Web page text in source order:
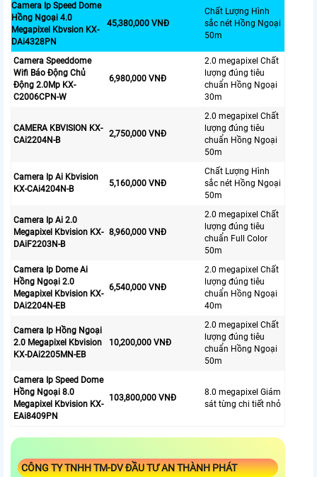
Camera Ip Speed Dome
Hồng Ngoại 4.0
Megapixel Kbvsion KX-
DAi4328PN
45,380,000 VNĐ
Chất Lượng Hình
sắc nét Hồng Ngoại
50m
Camera Speeddome
Wifi Báo Động Chủ
Động 2.0Mp KX-
C2006CPN-W
6,980,000 VNĐ
2.0 megapixel Chất
lượng đúng tiêu
chuẩn Hồng Ngoại
30m
CAMERA KBVISION KX-
CAi2204N-B
2,750,000 VNĐ
2.0 megapixel Chất
lượng đúng tiêu
chuẩn Hồng Ngoại
50m
Camera Ip Ai Kbvision
KX-CAi4204N-B
5,160,000 VNĐ
Chất Lượng Hình
sắc nét Hồng Ngoại
50m
Camera Ip Ai 2.0
Megapixel Kbvision KX-
DAiF2203N-B
8,960,000 VNĐ
2.0 megapixel Chất
lượng đúng tiêu
chuẩn Full Color
50m
Camera Ip Dome Ai
Hồng Ngoại 2.0
Megapixel Kbvision KX-
DAi2204N-EB
6,540,000 VNĐ
2.0 megapixel Chất
lượng đúng tiêu
chuẩn Hồng Ngoại
40m
Camera Ip Hồng Ngoại
2.0 Megapixel Kbvision
KX-DAi2205MN-EB
10,200,000 VNĐ
2.0 megapixel Chất
lượng đúng tiêu
chuẩn Hồng Ngoại
50m
Camera Ip Speed Dome
Hồng Ngoại 8.0
Megapixel Kbvision KX-
EAi8409PN
103,800,000 VNĐ
8.0 megapixel Giám
sát từng chi tiết nhỏ
CÔNG TY TNHH TM-DV ĐẦU TƯ AN THÀNH PHÁT